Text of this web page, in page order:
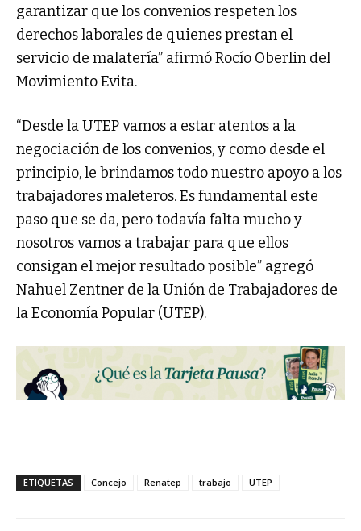
garantizar que los convenios respeten los
derechos laborales de quienes prestan el
servicio de malatería” afirmó Rocío Oberlin del
Movimiento Evita.
“Desde la UTEP vamos a estar atentos a la
negociación de los convenios, y como desde el
principio, le brindamos todo nuestro apoyo a los
trabajadores maleteros. Es fundamental este
paso que se da, pero todavía falta mucho y
nosotros vamos a trabajar para que ellos
consigan el mejor resultado posible” agregó
Nahuel Zentner de la Unión de Trabajadores de
la Economía Popular (UTEP).
ETIQUETAS Concejo Renatep trabajo UTEP